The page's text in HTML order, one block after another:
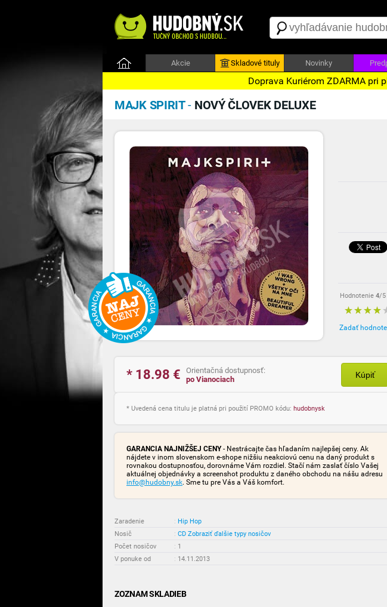
Akcie Skladové tituly Novinky
Doprava Kuriérom ZDARMA pri
MAJK SPIRIT- NOVÝ ČLOVEK DELUXE
Hodnotenie 4/5
Zadať
* 18.98 €
Orientačná dostupnosť:
po Vianociach
Kúpiť
* Uvedená cena titulu je platná pri použití PROMO kódu: hudobnysk
GARANCIA NAJNIŽŠEJ CENY- Nestrácajte čas hľadaním najlepšej ceny. Ak
nájdete v inom slovenskom e-shope nižšiu neakciovú cenu na daný produkt s
rovnakou dostupnosťou, dorovnáme Vám rozdiel. Stačí nám zaslať číslo Vašej
aktuálnej objednávky a screenshot produktu z daného obchodu na nášu adresu
info@hudobny.sk. Sme tu pre Vás a Váš komfort.
Zaradenie : Hip Hop
Nosič
: CD Zobraziť ďalšie typy nosičov
Počet nosičov
: 1
V ponuke od
: 14.11.2013
ZOZNAM SKLADIEB